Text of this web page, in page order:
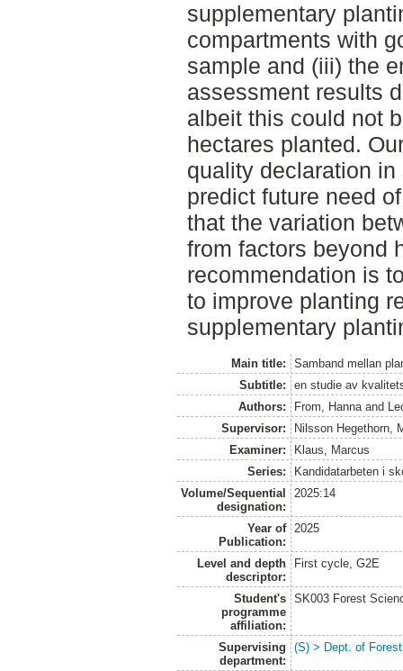
supplementary
compartments with
sample and (iii) the
assessment results
albeit this could not
hectares planted.
quality declaration
predict future need
that the variation
from factors beyond
recommendation is
to improve planting
supplementary
Main title:
Samband mellan
Subtitle:
en studie av
Authors:
From, Hanna and
Supervisor:
Nilsson Hegethorn,
Examiner:
Klaus, Marcus
Series:
Kandidatarbeten i
Volume/Sequential
designation:
2025:14
Year of
Publication:
2025
Level and depth
descriptor:
First cycle, G2E
Student's
programme
affiliation:
SK003 Forest
Supervising
department:
(S) > Dept. of